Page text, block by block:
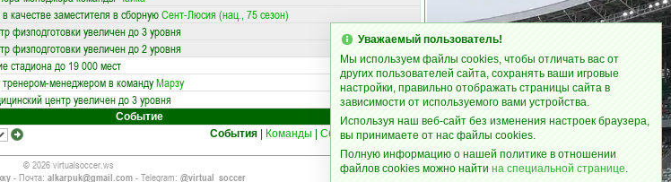
качестве заместителя в сборнуюСент-Люсия (нац., 75 сезон)
физподготовки увеличен до 3 уровня
физподготовки увеличен до 2 уровня
стадиона до 19 000 мест
тренером-менеджером в командуМарзу
центр увеличен до 3 уровня
Событие
События Команды Сборные|Статьи15
© 2026 virtualsoccer.ws
- Почта: alkarpuk@gmail.com- Telegram: @virtual_soccer
Уважаемый пользователь!
Мы используем файлы cookies, чтобы отличать вас от
других пользователей сайта, сохранять ваши игровые
настройки, правильно отображать страницы сайта в
зависимости от используемого вами устройства.
Используя наш веб-сайт без изменения настроек браузера,
вы принимаете от нас файлы cookies.
Полную информацию о нашей политике в отношении
файлов cookies можно найти на специальной странице.